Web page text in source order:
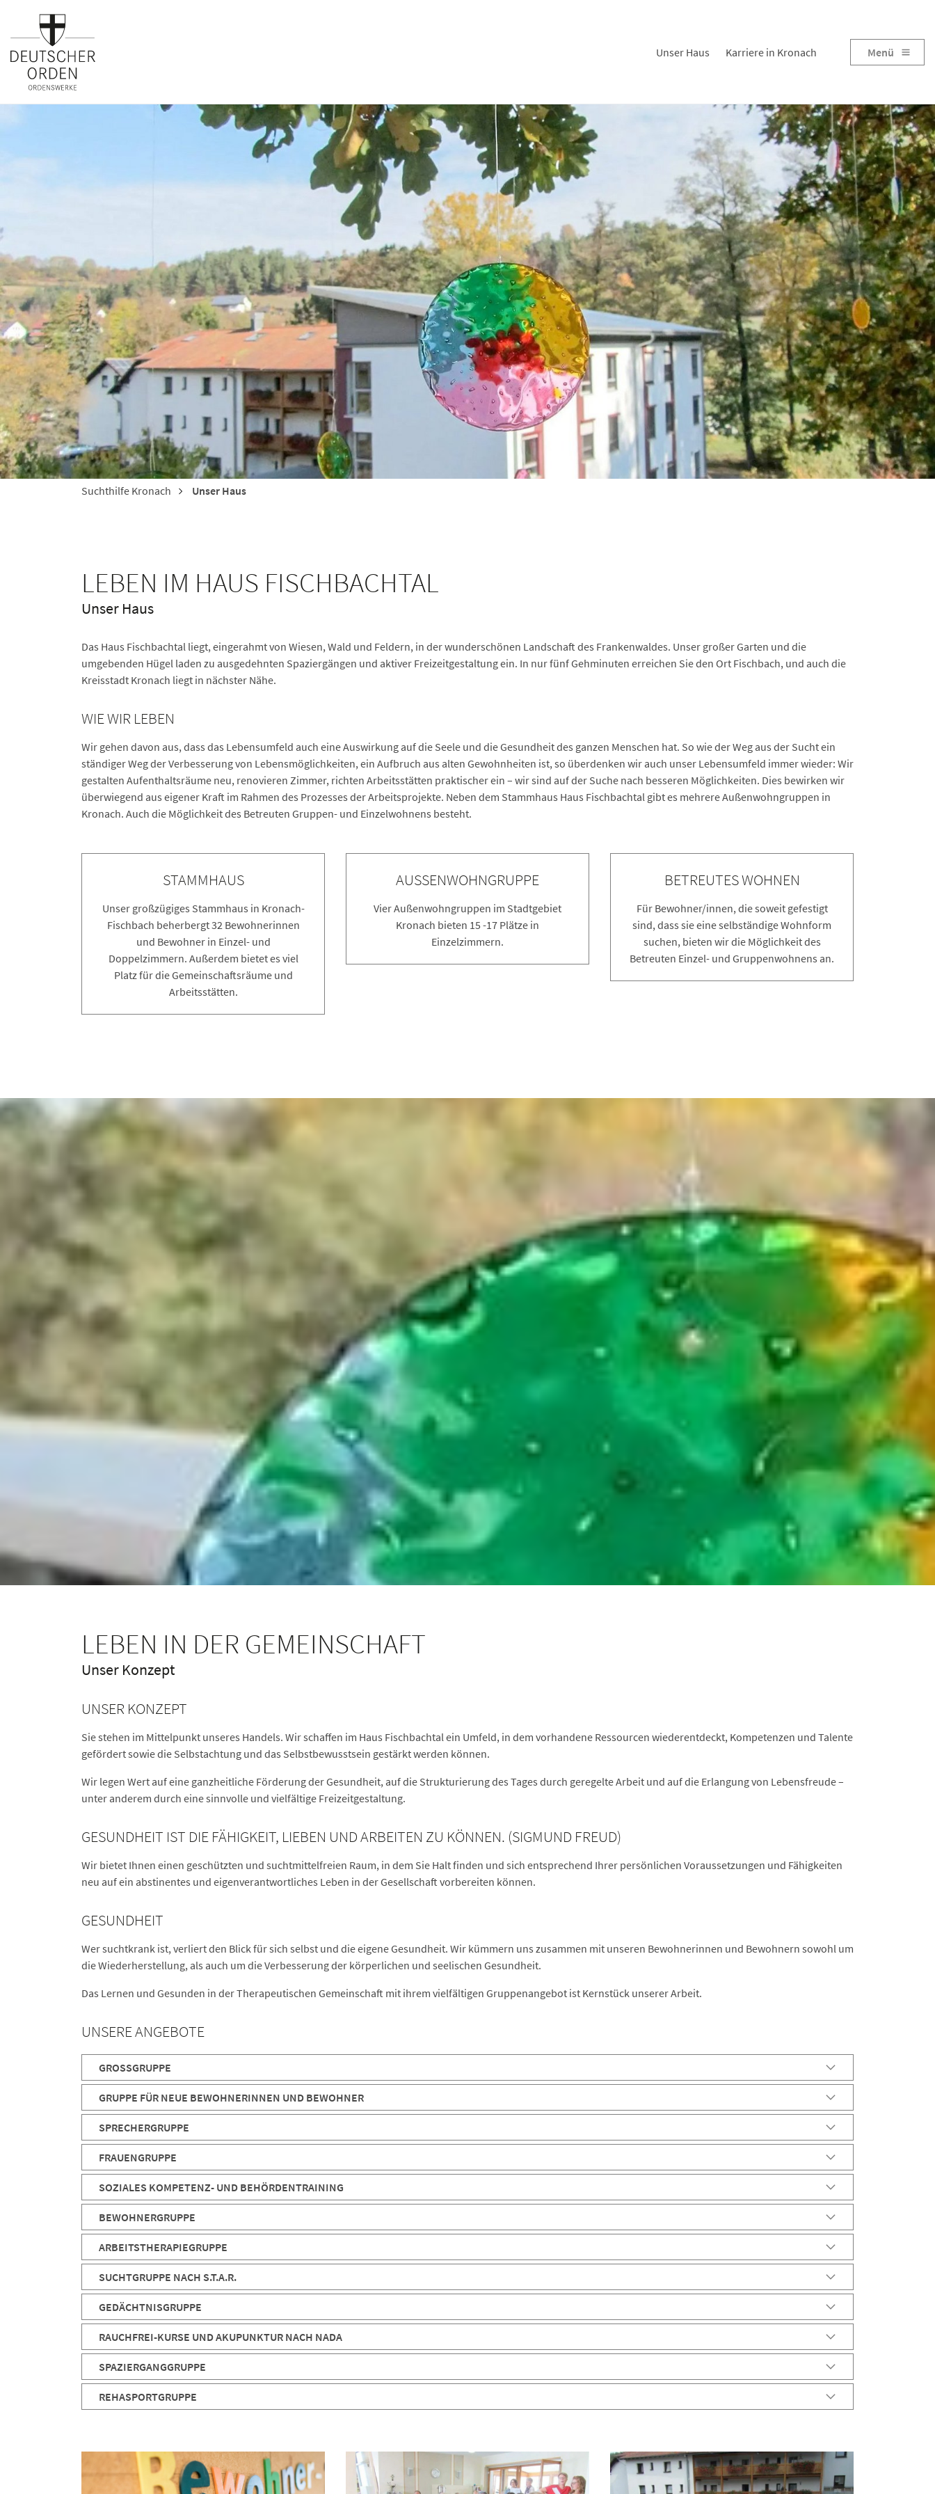
Unser Haus Karriere in Kronach Menü
Suchthilfe Kronach Unser Haus
LEBEN IM HAUS FISCHBACHTAL
Unser Haus
Das Haus Fischbachtal liegt, eingerahmt von Wiesen, Wald und Feldern, in der wunderschönen Landschaft des Frankenwaldes. Unser großer Garten und die
umgebenden Hügel laden zu ausgedehnten Spaziergängen und aktiver Freizeitgestaltung ein. In nur fünf Gehminuten erreichen Sie den Ort Fischbach, und auch die
Kreisstadt Kronach liegt in nächster Nähe.
WIE WIR LEBEN
Wir gehen davon aus, dass das Lebensumfeld auch eine Auswirkung auf die Seele und die Gesundheit des ganzen Menschen hat. So wie der Weg aus der Sucht ein
ständiger Weg der Verbesserung von Lebensmöglichkeiten, ein Aufbruch aus alten Gewohnheiten ist, so überdenken wir auch unser Lebensumfeld immer wieder: Wir
gestalten Aufenthaltsräume neu, renovieren Zimmer, richten Arbeitsstätten praktischer ein – wir sind auf der Suche nach besseren Möglichkeiten. Dies bewirken wir
überwiegend aus eigener Kraft im Rahmen des Prozesses der Arbeitsprojekte. Neben dem Stammhaus Haus Fischbachtal gibt es mehrere Außenwohngruppen in
Kronach. Auch die Möglichkeit des Betreuten Gruppen- und Einzelwohnens besteht.
STAMMHAUS
Unser großzügiges Stammhaus in Kronach-
Fischbach beherbergt 32 Bewohnerinnen
und Bewohner in Einzel- und
Doppelzimmern. Außerdem bietet es viel
Platz für die Gemeinschaftsräume und
Arbeitsstätten.
AUSSENWOHNGRUPPE
Vier Außenwohngruppen im Stadtgebiet
Kronach bieten 15 -17 Plätze in
Einzelzimmern.
BETREUTES WOHNEN
Für Bewohner/innen, die soweit gefestigt
sind, dass sie eine selbständige Wohnform
suchen, bieten wir die Möglichkeit des
Betreuten Einzel- und Gruppenwohnens an.
LEBEN IN DER GEMEINSCHAFT
Unser Konzept
UNSER KONZEPT
Sie stehen im Mittelpunkt unseres Handels. Wir schaffen im Haus Fischbachtal ein Umfeld, in dem vorhandene Ressourcen wiederentdeckt, Kompetenzen und Talente
gefördert sowie die Selbstachtung und das Selbstbewusstsein gestärkt werden können.
Wir legen Wert auf eine ganzheitliche Förderung der Gesundheit, auf die Strukturierung des Tages durch geregelte Arbeit und auf die Erlangung von Lebensfreude –
unter anderem durch eine sinnvolle und vielfältige Freizeitgestaltung.
GESUNDHEIT IST DIE FÄHIGKEIT, LIEBEN UND ARBEITEN ZU KÖNNEN. (SIGMUND FREUD)
Wir bietet Ihnen einen geschützten und suchtmittelfreien Raum, in dem Sie Halt finden und sich entsprechend Ihrer persönlichen Voraussetzungen und Fähigkeiten
neu auf ein abstinentes und eigenverantwortliches Leben in der Gesellschaft vorbereiten können.
GESUNDHEIT
Wer suchtkrank ist, verliert den Blick für sich selbst und die eigene Gesundheit. Wir kümmern uns zusammen mit unseren Bewohnerinnen und Bewohnern sowohl um
die Wiederherstellung, als auch um die Verbesserung der körperlichen und seelischen Gesundheit.
Das Lernen und Gesunden in der Therapeutischen Gemeinschaft mit ihrem vielfältigen Gruppenangebot ist Kernstück unserer Arbeit.
UNSERE ANGEBOTE
GROSSGRUPPE
GRUPPE FÜR NEUE BEWOHNERINNEN UND BEWOHNER
SPRECHERGRUPPE
FRAUENGRUPPE
SOZIALES KOMPETENZ- UND BEHÖRDENTRAINING
BEWOHNERGRUPPE
ARBEITSTHERAPIEGRUPPE
SUCHTGRUPPE NACH S.T.A.R.
GEDÄCHTNISGRUPPE
RAUCHFREI-KURSE UND AKUPUNKTUR NACH NADA
SPAZIERGANGGRUPPE
REHASPORTGRUPPE